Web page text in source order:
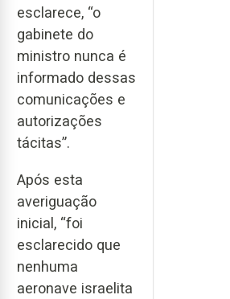
esclarece, “o
gabinete do
ministro nunca é
informado dessas
comunicações e
autorizações
tácitas”.
Após esta
averiguação
inicial, “foi
esclarecido que
nenhuma
aeronave israelita